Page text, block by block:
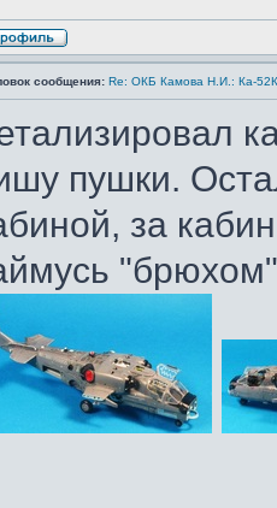
сообщения: Re: ОКБ Камова Н.И.: Ка-
пушки.
за